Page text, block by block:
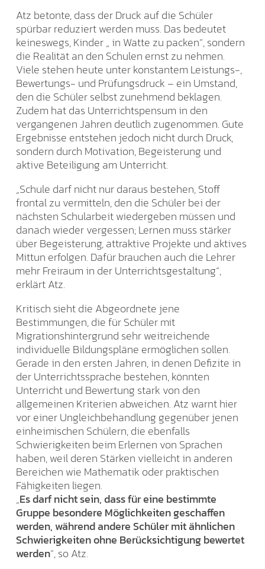
Atz betonte, dass der Druck auf die Schüler
spürbar reduziert werden muss. Das bedeutet
keineswegs, Kinder „ in Watte zu packen“, sondern
die Realität an den Schulen ernst zu nehmen.
Viele stehen heute unter konstantem Leistungs-,
Bewertungs- und Prüfungsdruck – ein Umstand,
den die Schüler selbst zunehmend beklagen.
Zudem hat das Unterrichtspensum in den
vergangenen Jahren deutlich zugenommen. Gute
Ergebnisse entstehen jedoch nicht durch Druck,
sondern durch Motivation, Begeisterung und
aktive Beteiligung am Unterricht.
„Schule darf nicht nur daraus bestehen, Stoff
frontal zu vermitteln, den die Schüler bei der
nächsten Schularbeit wiedergeben müssen und
danach wieder vergessen; Lernen muss stärker
über Begeisterung, attraktive Projekte und aktives
Mittun erfolgen. Dafür brauchen auch die Lehrer
mehr Freiraum in der Unterrichtsgestaltung“,
erklärt Atz.
Kritisch sieht die Abgeordnete jene
Bestimmungen, die für Schüler mit
Migrationshintergrund sehr weitreichende
individuelle Bildungspläne ermöglichen sollen.
Gerade in den ersten Jahren, in denen Defizite in
der Unterrichtssprache bestehen, könnten
Unterricht und Bewertung stark von den
allgemeinen Kriterien abweichen. Atz warnt hier
vor einer Ungleichbehandlung gegenüber jenen
einheimischen Schülern, die ebenfalls
Schwierigkeiten beim Erlernen von Sprachen
haben, weil deren Stärken vielleicht in anderen
Bereichen wie Mathematik oder praktischen
Fähigkeiten liegen.
„Es darf nicht sein, dass für eine bestimmte
Gruppe besondere Möglichkeiten geschaffen
werden, während andere Schüler mit ähnlichen
Schwierigkeiten ohne Berücksichtigung bewertet
werden“, so Atz.